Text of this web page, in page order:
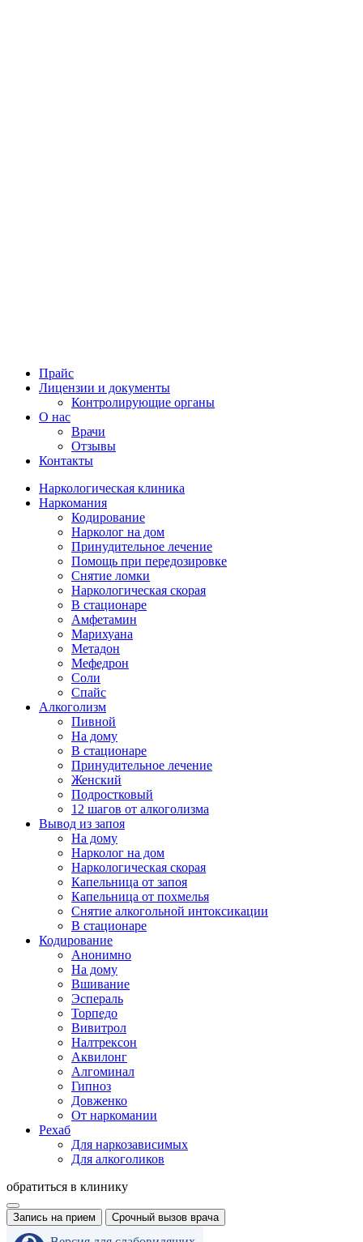
Прайс
Лицензии и документы
Контролирующие органы
О нас
Врачи
Отзывы
Контакты
Наркологическая клиника
Наркомания
Кодирование
Нарколог на дом
Принудительное лечение
Помощь при передозировке
Снятие ломки
Наркологическая скорая
В стационаре
Амфетамин
Марихуана
Метадон
Мефедрон
Соли
Спайс
Алкоголизм
Пивной
На дому
В стационаре
Принудительное лечение
Женский
Подростковый
12 шагов от алкоголизма
Вывод из запоя
На дому
Нарколог на дом
Наркологическая скорая
Капельница от запоя
Капельница от похмелья
Снятие алкогольной интоксикации
В стационаре
Кодирование
Анонимно
На дому
Вшивание
Эспераль
Торпедо
Вивитрол
Налтрексон
Аквилонг
Алгоминал
Гипноз
Довженко
От наркомании
Рехаб
Для наркозависимых
Для алкоголиков
обратиться в клинику
Запись на прием Срочный вызов врача